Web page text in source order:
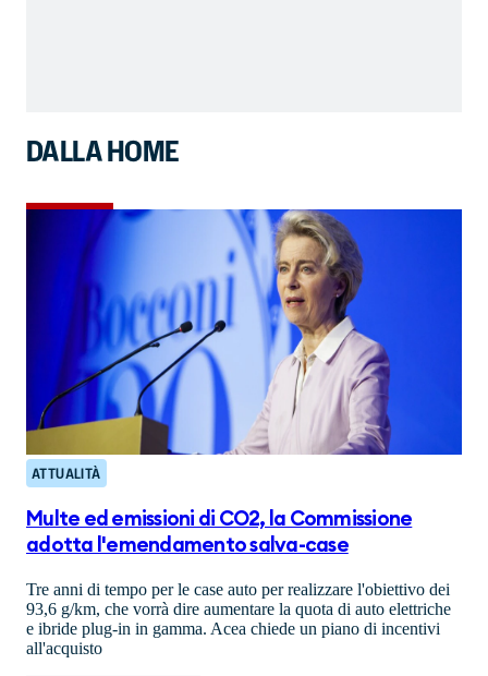
DALLA HOME
ATTUALITÀ
Multe ed emissioni di CO2, la Commissione
adotta l'emendamento salva-case
Tre anni di tempo per le case auto per realizzare l'obiettivo dei
93,6 g/km, che vorrà dire aumentare la quota di auto elettriche
e ibride plug-in in gamma. Acea chiede un piano di incentivi
all'acquisto